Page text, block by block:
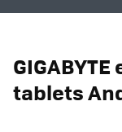
tablets